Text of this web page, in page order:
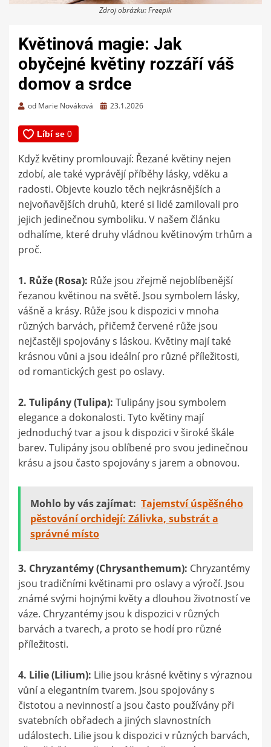
Zdroj obrázku: Freepik
Květinová magie: Jak
obyčejné květiny rozzáří váš
domov a srdce
od Marie Nováková
Zveřejněno
23.1.2026
Když květiny promlouvají: Řezané květiny nejen
zdobí, ale také vyprávějí příběhy lásky, vděku a
radosti. Objevte kouzlo těch nejkrásnějších a
nejvoňavějších druhů, které si lidé zamilovali pro
jejich jedinečnou symboliku. V našem článku
odhalíme, které druhy vládnou květinovým trhům a
proč.
1. Růže (Rosa): Růže jsou zřejmě nejoblíbenější
řezanou květinou na světě. Jsou symbolem lásky,
vášně a krásy. Růže jsou k dispozici v mnoha
různých barvách, přičemž červené růže jsou
nejčastěji spojovány s láskou. Květiny mají také
krásnou vůni a jsou ideální pro různé příležitosti,
od romantických gest po oslavy.
2. Tulipány (Tulipa): Tulipány jsou symbolem
elegance a dokonalosti. Tyto květiny mají
jednoduchý tvar a jsou k dispozici v široké škále
barev. Tulipány jsou oblíbené pro svou jedinečnou
krásu a jsou často spojovány s jarem a obnovou.
Mohlo by vás zajímat: Tajemství úspěšného
pěstování orchidejí: Zálivka, substrát a
správné místo
3. Chryzantémy (Chrysanthemum): Chryzantémy
jsou tradičními květinami pro oslavy a výročí. Jsou
známé svými hojnými květy a dlouhou životností ve
váze. Chryzantémy jsou k dispozici v různých
barvách a tvarech, a proto se hodí pro různé
příležitosti.
4. Lilie (Lilium): Lilie jsou krásné květiny s výraznou
vůní a elegantním tvarem. Jsou spojovány s
čistotou a nevinností a jsou často používány při
svatebních obřadech a jiných slavnostních
událostech. Lilie jsou k dispozici v různých barvách,